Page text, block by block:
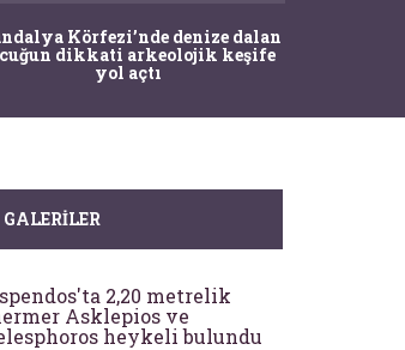
Körfezi’nde denize dalan
dikkati arkeolojik keşife
yol açtı
2,20 metrelik
Asklepios ve
heykeli bulundu